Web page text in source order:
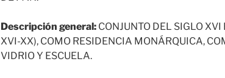
Descripción general: CONJUNTO DEL SIGLO
XVI-XX), COMO RESIDENCIA MONÁRQUICA,
VIDRIO Y ESCUELA.